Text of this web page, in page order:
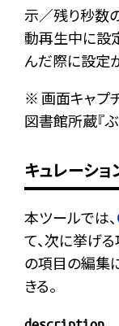
示／残り秒数
動再生中に設
んだ際に設定
※ 画面キャプ
図書館所蔵『ぶ
キュレーシ
本ツールでは、
て、次に挙げ
の項目の編集
きる。